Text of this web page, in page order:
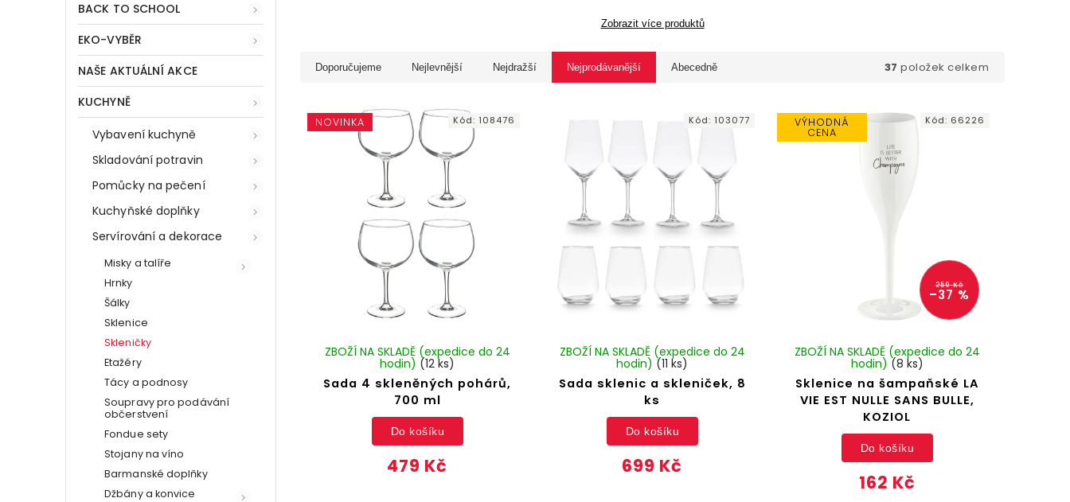
BACK TO SCHOOL
EKO-VYBĚR
NAŠE AKTUÁLNÍ AKCE
KUCHYNĚ
Vybavení kuchyně
Skladování potravin
Pomůcky na pečení
Kuchyňské doplňky
Servírování a dekorace
Misky a talíře
Hrnky
Šálky
Sklenice
Skleničky
Etažéry
Tácy a podnosy
Soupravy pro podávání
občerstvení
Fondue sety
Stojany na víno
Barmanské doplňky
Džbány a konvice
Zobrazit více produktů
Doporučujeme Nejlevnější Nejdražší Nejprodávanější Abecedně 37 položek celkem
NOVINKA
Sada 4 skleněných pohárů,
700 ml
ZBOŽÍ NA SKLADĚ (expedice do 24
hodin) (12 ks)
479 Kč
Do košíku
Kód: 108476
Sada sklenic a skleniček, 8
ks
ZBOŽÍ NA SKLADĚ (expedice do 24
hodin) (11 ks)
699 Kč
Do košíku
Kód: 103077 VÝHODNÁ
CENA
259 Kč
–37 %
Sklenice na šampaňské LA
VIE EST NULLE SANS BULLE,
KOZIOL
ZBOŽÍ NA SKLADĚ (expedice do 24
hodin) (8 ks)
162 Kč
Do košíku
Kód: 66226